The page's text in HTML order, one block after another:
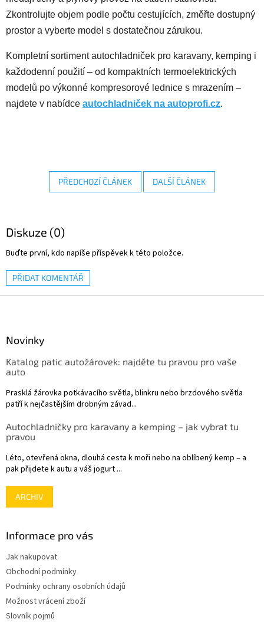
Zkontrolujte objem podle počtu cestujících, změřte dostupný
prostor a vyberte model s dostatečnou zárukou.
Kompletní sortiment autochladniček pro karavany, kemping i
každodenní použití – od kompaktních termoelektrických
modelů po výkonné kompresorové lednice s mrazením –
najdete v nabídce autochladniček na autoprofi.cz.
PŘEDCHOZÍ ČLÁNEK DALŠÍ ČLÁNEK
Diskuze (0)
Buďte první, kdo napíše příspěvek k této položce.
PŘIDAT KOMENTÁŘ
Novinky
Katalog patic autožárovek: najděte tu pravou pro vaše
auto
Prasklá žárovka potkávacího světla, blinkru nebo brzdového světla
patří k nejčastějším drobným závad...
Autochladničky pro karavany a kemping – jak vybrat tu
pravou
Léto, otevřená okna, dlouhá cesta k moři nebo na oblíbený kemp – a
pak přijdete k autu a váš jogurt ...
ARCHIV
Informace pro vás
Jak nakupovat
Obchodní podmínky
Podmínky ochrany osobních údajů
Možnost vrácení zboží
Slovník pojmů